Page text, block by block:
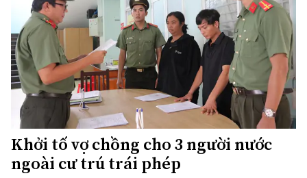
Khởi tố vợ chồng cho 3 người nước
ngoài cư trú trái phép